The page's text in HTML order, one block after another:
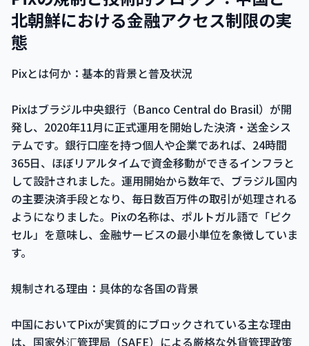
北朝鮮における金融アクセス制限の実
態
Pixとは何か：基本的背景と普及状況
Pixはブラジル中央銀行（Banco Central do Brasil）が開
発し、2020年11月に正式運用を開始した決済・送金シス
テムです。銀行口座を持つ個人や企業であれば、24時間
365日、ほぼリアルタイムで資金移動ができるインフラと
して設計されました。運用開始から数年で、ブラジル国内
の主要決済手段となり、毎日数百万件の取引が処理される
ようになりました。Pixの名称は、ポルトガル語で「ピク
セル」を意味し、金融サービスの最小単位を象徴していま
す。
規制される理由：具体的な各国の背景
中国においてPixが実質的にブロックされている主な理由
は、国家外汇管理局（SAFE）による厳格な外貨管理政策